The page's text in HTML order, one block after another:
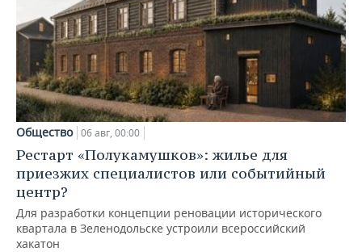
Общество 06 авг, 00:00
Рестарт «Полукамушков»: жилье для
приезжих специалистов или событийный
центр?
Для разработки концепции реновации исторического
квартала в Зеленодольске устроили всероссийский
хакатон